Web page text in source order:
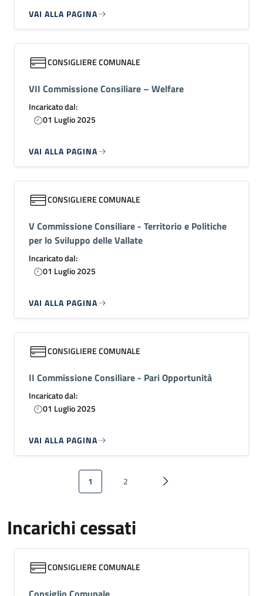
VAI ALLA PAGINA
CONSIGLIERE COMUNALE
VII Commissione Consiliare – Welfare
Incaricato dal:
01 Luglio 2025
VAI ALLA PAGINA
CONSIGLIERE COMUNALE
V Commissione Consiliare - Territorio e Politiche
per lo Sviluppo delle Vallate
Incaricato dal:
01 Luglio 2025
VAI ALLA PAGINA
CONSIGLIERE COMUNALE
II Commissione Consiliare - Pari Opportunità
Incaricato dal:
01 Luglio 2025
VAI ALLA PAGINA
Paginazione
Pagina attuale
1 Pagina
2 Pagina successiva
Incarichi cessati
CONSIGLIERE COMUNALE